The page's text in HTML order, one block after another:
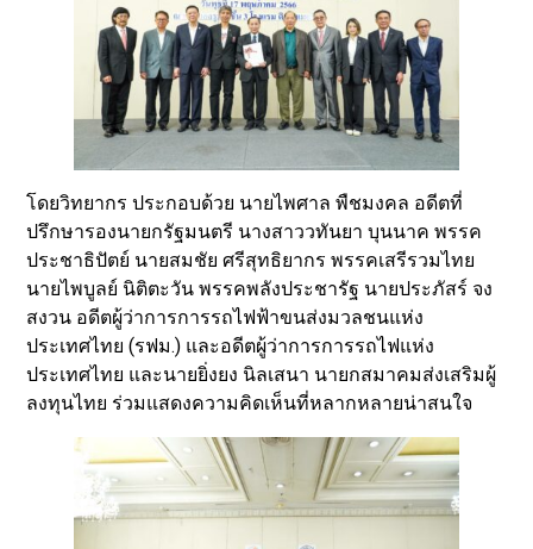
โดยวิทยากร ประกอบด้วย นายไพศาล พืชมงคล อดีตที่
ปรึกษารองนายกรัฐมนตรี นางสาววทันยา บุนนาค พรรค
ประชาธิปัตย์ นายสมชัย ศรีสุทธิยากร พรรคเสรีรวมไทย
นายไพบูลย์ นิติตะวัน พรรคพลังประชารัฐ นายประภัสร์ จง
สงวน อดีตผู้ว่าการการรถไฟฟ้าขนส่งมวลชนแห่ง
ประเทศไทย (รฟม.) และอดีตผู้ว่าการการรถไฟแห่ง
ประเทศไทย และนายยิ่งยง นิลเสนา นายกสมาคมส่งเสริมผู้
ลงทุนไทย ร่วมแสดงความคิดเห็นที่หลากหลายน่าสนใจ